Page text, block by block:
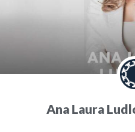
Ana Laura